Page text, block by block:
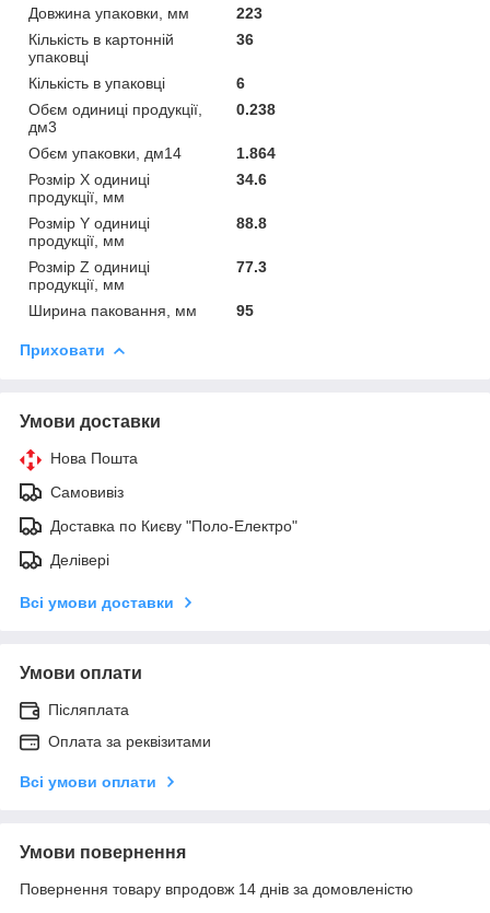
Довжина упаковки, мм
223
Кількість в картонній
упаковці
36
Кількість в упаковці
6
Обєм одиниці продукції,
дм3
0.238
Обєм упаковки, дм14
1.864
Розмір X одиниці
продукції, мм
34.6
Розмір Y одиниці
продукції, мм
88.8
Розмір Z одиниці
продукції, мм
77.3
Ширина паковання, мм 95
Приховати
Умови доставки
Нова Пошта
Самовивіз
Доставка по Києву "Поло-Електро"
Делівері
Всі умови доставки
Умови оплати
Післяплата
Оплата за реквізитами
Всі умови оплати
Умови повернення
Повернення товару впродовж 14 днів за домовленістю